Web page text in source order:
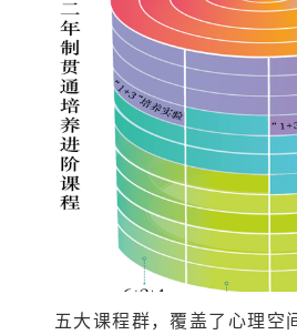
五大课程群，覆盖了心理空